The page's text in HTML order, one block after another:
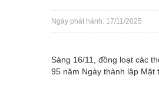
Ngày phát hành: 17/11/2025
Sáng 16/11, đồng loạt các
95 năm Ngày thành lập Mặt